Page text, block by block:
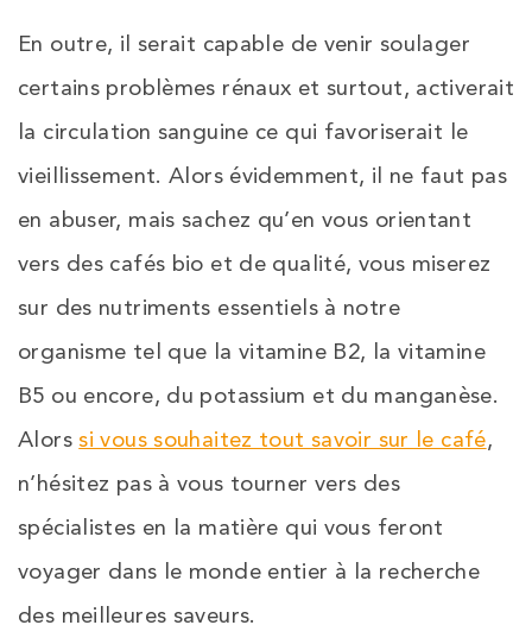
En outre, il serait capable de venir soulager
certains problèmes rénaux et surtout, activerait
la circulation sanguine ce qui favoriserait le
vieillissement. Alors évidemment, il ne faut pas
en abuser, mais sachez qu’en vous orientant
vers des cafés bio et de qualité, vous miserez
sur des nutriments essentiels à notre
organisme tel que la vitamine B2, la vitamine
B5 ou encore, du potassium et du manganèse.
Alorssi vous souhaitez tout savoir sur le café,
n’hésitez pas à vous tourner vers des
spécialistes en la matière qui vous feront
voyager dans le monde entier à la recherche
des meilleures saveurs.